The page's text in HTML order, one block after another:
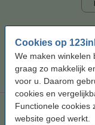
Cookies op
We maken winkelen
graag zo makkelijk
voor u. Daarom
cookies en
Functionele cookies
website goed werkt.
Tip
Wij adviseren u om
Aanbieding: 123inkt
401A, 402A, 403A